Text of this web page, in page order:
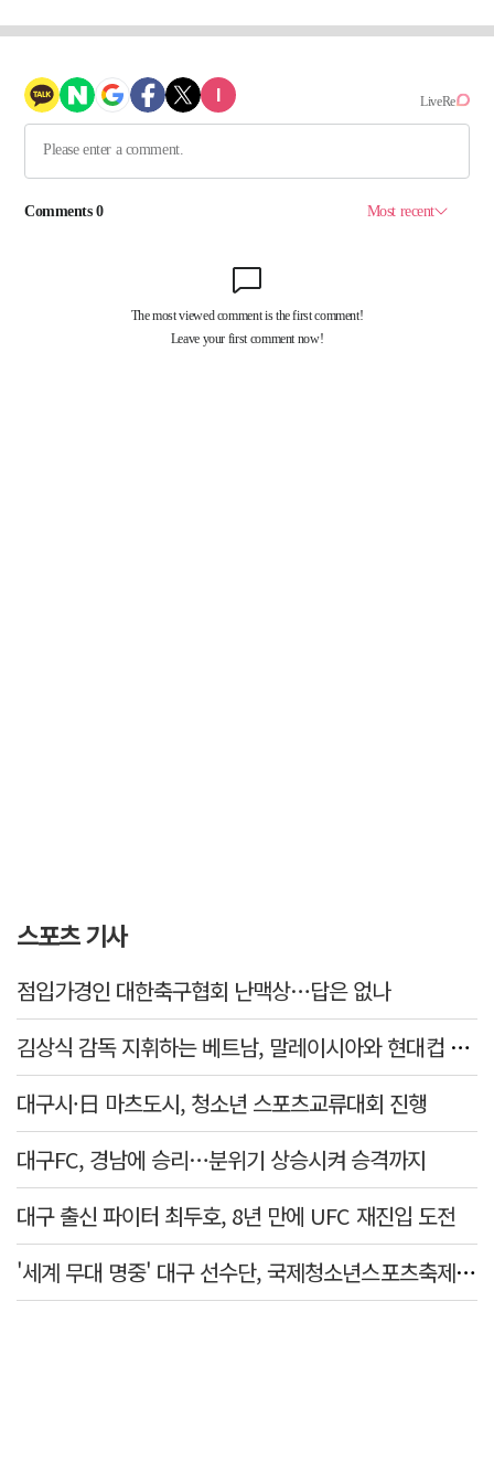
스포츠 기사
점입가경인 대한축구협회 난맥상…답은 없나
김상식 감독 지휘하는 베트남, 말레이시아와 현대컵 4강 격돌
대구시·日 마츠도시, 청소년 스포츠교류대회 진행
대구FC, 경남에 승리…분위기 상승시켜 승격까지
대구 출신 파이터 최두호, 8년 만에 UFC 재진입 도전
'세계 무대 명중' 대구 선수단, 국제청소년스포츠축제 금1·동4개